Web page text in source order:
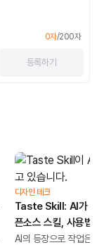
0자/200자
등록하기
디자인 테크
Taste Skill: AI가 만
픈소스 스킬, 사용법
AI의 등장으로 작업은